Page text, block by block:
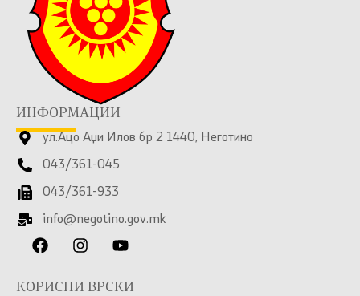
ИНФОРМАЦИИ
ул.Ацо Аџи Илов бр 2 1440, Неготино
043/361-045
043/361-933
info@negotino.gov.mk
КОРИСНИ ВРСКИ